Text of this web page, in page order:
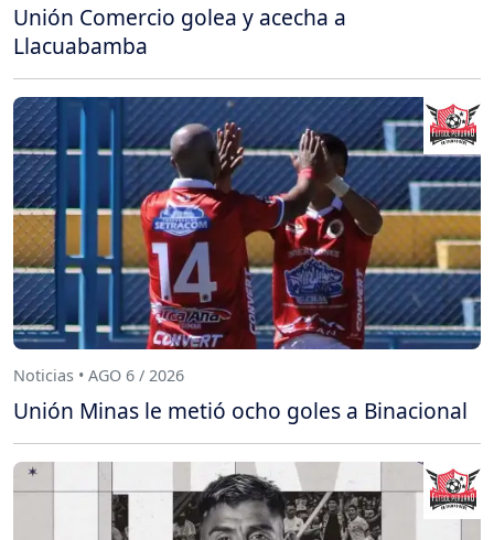
Unión Comercio golea y acecha a
Llacuabamba
Noticias • AGO 6 / 2026
Unión Minas le metió ocho goles a Binacional